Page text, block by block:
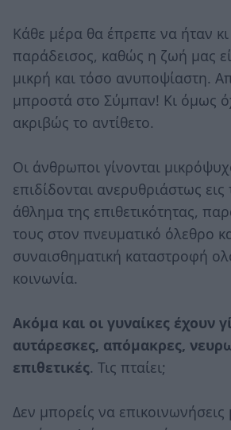
Κάθε μέρα θα έπρεπε να ήταν κι
παράδεισος, καθώς η ζωή μας
μικρή και τόσο ανυποψίαστη.
μπροστά στο Σύμπαν! Κι όμως
ακριβώς το αντίθετο.
Οι άνθρωποι γίνονται
επιδίδονται ανερυθριάστως εις
άθλημα της επιθετικότητας,
τους στον πνευματικό όλεθρο
συναισθηματική καταστροφή
κοινωνία.
Ακόμα και οι γυναίκες έχουν
αυτάρεσκες, απόμακρες,
επιθετικές. Τις πταίει;
Δεν μπορείς να επικοινωνήσεις